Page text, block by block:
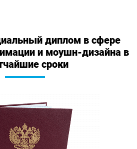
диплом в сфере
и моушн-дизайна в
сроки